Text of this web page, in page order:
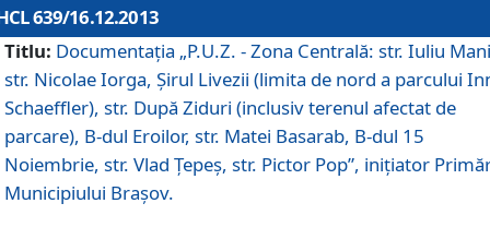
639/16.12.2013
Titlu: Documentaţia „P.U.Z. - Zona Centrală: str. Iuliu
str. Nicolae Iorga, Şirul Livezii (limita de nord a parcului
Schaeffler), str. După Ziduri (inclusiv terenul afectat de
parcare), B-dul Eroilor, str. Matei Basarab, B-dul 15
Noiembrie, str. Vlad Ţepeş, str. Pictor Pop”, iniţiator
Municipiului Braşov.